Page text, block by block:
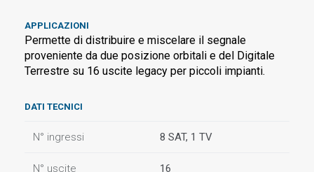
APPLICAZIONI
Permette di distribuire e miscelare il segnale
proveniente da due posizione orbitali e del Digitale
Terrestre su 16 uscite legacy per piccoli impianti.
DATI TECNICI
N° ingressi 8 SAT, 1 TV
N° uscite 16